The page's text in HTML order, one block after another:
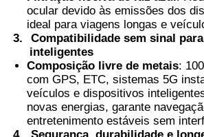
Película PNLC
Camada Intermediária PVB para
Filme PVB Termocrômico
ocular devido às emissões dos
ideal para viagens longas e
3.
Compatibilidade sem sinal
inteligentes
Composição livre de metais:
com GPS, ETC, sistemas 5G
veículos e dispositivos
novas energias, garante
entretenimento estáveis sem